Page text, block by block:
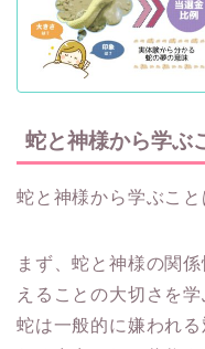
蛇と神様から学ぶ
蛇と神様から学ぶこと
まず、蛇と神様の関
えることの大切さを学
蛇は一般的に嫌われ